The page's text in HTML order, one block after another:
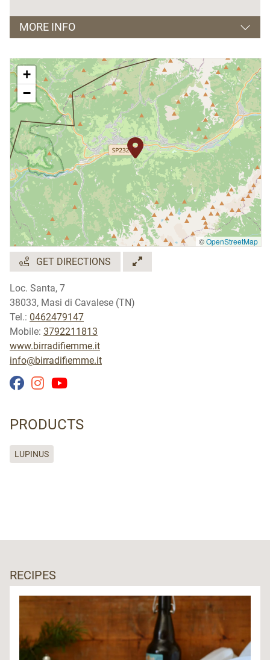
MORE INFO
Venditadi prodotti di produzione propria
Possibilità divisite guidate e degustazioni:La Birra
di Fiemme dai campi al boccale.
Su prenotazione il lunedì, mercoledì e venerdì dalle
ore 17.00
Periodo di apertura: tutto l'anno
Orari di apertura:
Agriturismo
: dal lunedì alla domenica, dalle 10.00
alle 20.00
Spaccio:dal lunedì alla domenica, 9.00 - 12.00 /
15.00 - 18.00
+
−
©OpenStreetMap
GET DIRECTIONS
Loc. Santa, 7
38033, Masi di Cavalese (TN)
Tel.: 0462479147
Mobile: 3792211813
www.birradifiemme.it
info@birradifiemme.it
PRODUCTS
LUPINUS
RECIPES